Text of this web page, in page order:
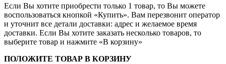
Если Вы хотите приобрести только 1 товар, то Вы можете
воспользоваться кнопкой «Купить». Вам перезвонит оператор
и уточнит все детали доставки: адрес и желаемое время
доставки. Если Вы хотите заказать несколько товаров, то
выберите товар и нажмите «В корзину»
ПОЛОЖИТЕ ТОВАР В КОРЗИНУ